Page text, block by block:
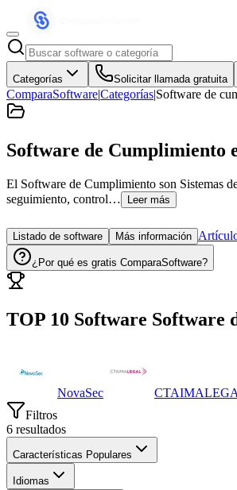
Categorías Solicitar llamada gratuita
ComparaSoftware|Categorías|Software de
Software de Cumplimiento
El Software de Cumplimiento son Sistemas
seguimiento, control…
Leer más
Listado de software Más información
¿Por qué es gratis ComparaSoftware?
TOP 10 Software Software
NovaSec
Filtros
6 resultados
Características Populares
Idiomas